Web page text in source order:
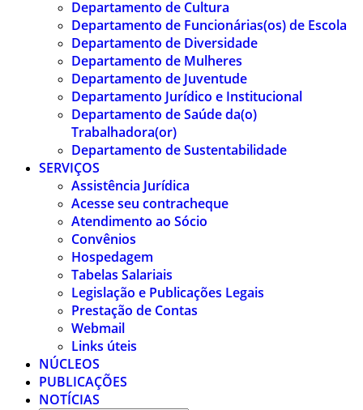
Departamento de Cultura
Departamento de Funcionárias(os) de Escola
Departamento de Diversidade
Departamento de Mulheres
Departamento de Juventude
Departamento Jurídico e Institucional
Departamento de Saúde da(o)
Trabalhadora(or)
Departamento de Sustentabilidade
SERVIÇOS
Assistência Jurídica
Acesse seu contracheque
Atendimento ao Sócio
Convênios
Hospedagem
Tabelas Salariais
Legislação e Publicações Legais
Prestação de Contas
Webmail
Links úteis
NÚCLEOS
PUBLICAÇÕES
NOTÍCIAS